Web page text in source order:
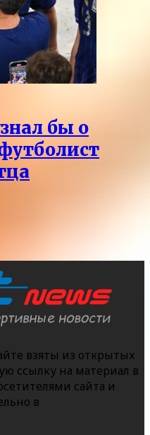
бы о
взяты из открытых
ссылку на материал в
сайта и
в